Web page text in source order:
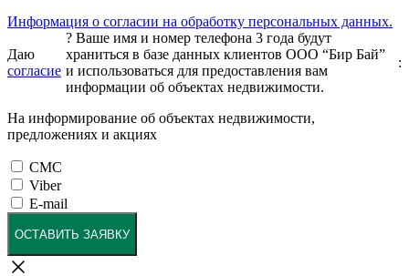
Информация о согласии на обработку персональных данных.
Даю
согласие
? Ваше имя и номер телефона 3 года будут
храниться в базе данных клиентов ООО “Бир Бай”
и использоваться для предоставления вам
информации об объектах недвижимости.
:
На информирование об объектах недвижимости,
предложениях и акциях
СМС
Viber
E-mail
ОСТАВИТЬ ЗАЯВКУ